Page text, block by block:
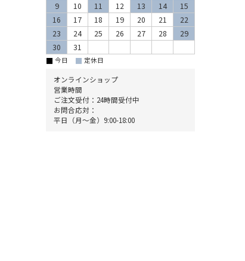
9
10 11 12 13 14
15
16
17 18 19 20 21
22
23
24 25 26 27 28
29
30
31
■ 今日 ■ 定休日
オンラインショップ
営業時間
ご注文受付：24時間受付中
お問合応対：
平日（月～金）9:00-18:00